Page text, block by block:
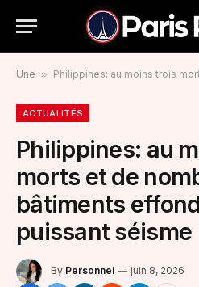
Une » Philippines: au moins trois morts et de
ACTUALITÉS
Philippines: au
morts et de
bâtiments
puissant séisme
By Personnel juin 8, 2026